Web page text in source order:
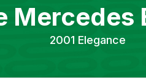
Mercedes
2001 Elegance